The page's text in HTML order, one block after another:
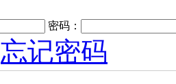
密码：
忘记密码